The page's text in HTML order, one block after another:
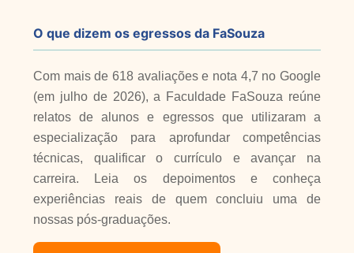
O que dizem os egressos da FaSouza
Com mais de 618 avaliações e nota 4,7 no Google
(em julho de 2026), a Faculdade FaSouza reúne
relatos de alunos e egressos que utilizaram a
especialização para aprofundar competências
técnicas, qualificar o currículo e avançar na
carreira. Leia os depoimentos e conheça
experiências reais de quem concluiu uma de
nossas pós-graduações.